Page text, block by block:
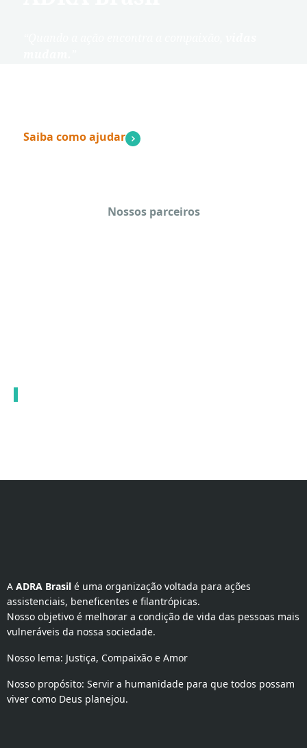
Saiba como ajudar
Nossos parceiros
A ADRA Brasil é uma organização voltada para ações
assistenciais, beneficentes e filantrópicas.
Nosso objetivo é melhorar a condição de vida das pessoas mais
vulneráveis da nossa sociedade.
Nosso lema: Justiça, Compaixão e Amor
Nosso propósito: Servir a humanidade para que todos possam
viver como Deus planejou.